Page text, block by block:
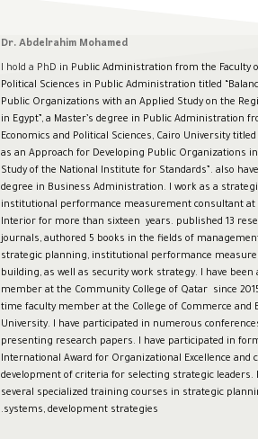
Dr. Abdelrahim Mohamed
I hold a PhD in Public Administration from the Faculty
Political Sciences in Public Administration titled
Public Organizations with an Applied Study on the
in Egypt”, a Master’s degree in Public Administration
Economics and Political Sciences, Cairo University
as an Approach for Developing Public Organizations in
Study of the National Institute for Standards”. also have
degree in Business Administration. I work as a
institutional performance measurement consultant at
Interior for more than sixteen years. published 13
journals, authored 5 books in the fields of
strategic planning, institutional performance
building, as well as security work strategy. I have
member at the Community College of Qatar since
time faculty member at the College of Commerce and
University. I have participated in numerous
presenting research papers. I have participated in
International Award for Organizational Excellence and
development of criteria for selecting strategic leaders.
several specialized training courses in strategic
systems, development strategies.